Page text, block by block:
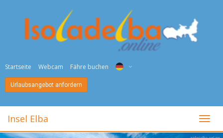
Startseite Webcam Fähre buchen
DEU
Urlaubsangebot anfordern
Insel Elba